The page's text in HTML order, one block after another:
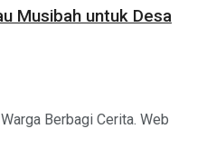
Musibah untuk Desa
Berbagi Cerita. Web